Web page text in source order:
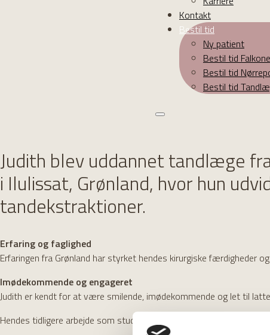
Kontakt
Bestil tid
Ny patient
Bestil tid
Bestil tid
Bestil tid
Judith blev uddannet tandlæge
i Ilulissat, Grønland, hvor hun
tandekstraktioner.
Erfaring og faglighed
Erfaringen fra Grønland har styrket hendes kirurgiske færdigheder
Imødekommende og engageret
Judith er kendt for at være smilende, imødekommende og let til
Hendes tidligere arbejde som studentermedhjælper på klinikken